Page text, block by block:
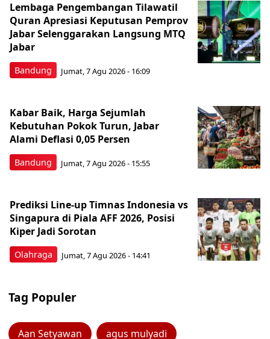
Bandung
Lembaga Pengembangan Tilawatil
Quran Apresiasi Keputusan Pemprov
Jabar Selenggarakan Langsung MTQ
Jabar
Jumat, 7 Agu 2026 - 16:09
Bandung
Kabar Baik, Harga Sejumlah
Kebutuhan Pokok Turun, Jabar
Alami Deflasi 0,05 Persen
Jumat, 7 Agu 2026 - 15:55
Olahraga
Prediksi Line-up Timnas Indonesia vs
Singapura di Piala AFF 2026, Posisi
Kiper Jadi Sorotan
Jumat, 7 Agu 2026 - 14:41
Tag Populer
Aan Setyawan agus mulyadi